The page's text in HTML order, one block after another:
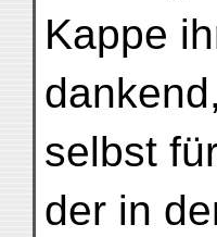
Kappe
selbst
der in